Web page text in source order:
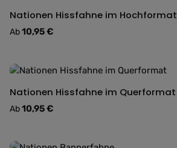
Nationen Hissfahne im Hochformat
Regulärer Preis:
Ab10,95 €
Nationen Hissfahne im Querformat
Regulärer Preis:
Ab10,95 €